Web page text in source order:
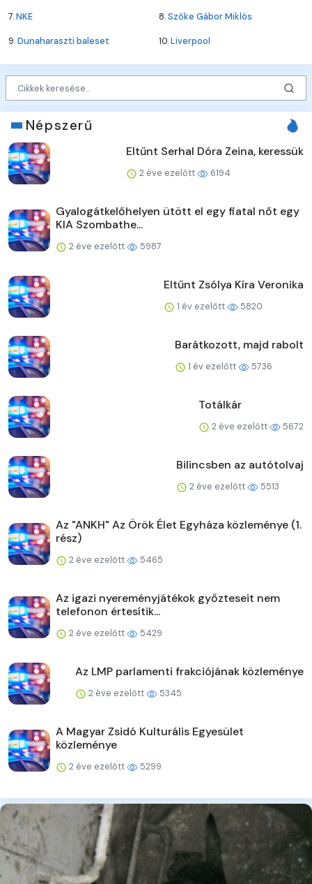
7.NKE 8.Szőke Gábor Miklós
9.Dunaharaszti baleset 10.Liverpool
Népszerű
Eltűnt Serhal Dóra Zeina, keressük
2 éve ezelőtt 6194
Gyalogátkelőhelyen ütött el egy fiatal nőt egy
KIA Szombathe...
2 éve ezelőtt 5987
Eltűnt Zsólya Kíra Veronika
1 év ezelőtt 5820
Barátkozott, majd rabolt
1 év ezelőtt 5736
Totálkár
2 éve ezelőtt 5672
Bilincsben az autótolvaj
2 éve ezelőtt 5513
Az "ANKH" Az Örök Élet Egyháza közleménye (1.
rész)
2 éve ezelőtt 5465
Az igazi nyereményjátékok győzteseit nem
telefonon értesítik...
2 éve ezelőtt 5429
Az LMP parlamenti frakciójának közleménye
2 éve ezelőtt 5345
A Magyar Zsidó Kulturális Egyesület
közleménye
2 éve ezelőtt 5299